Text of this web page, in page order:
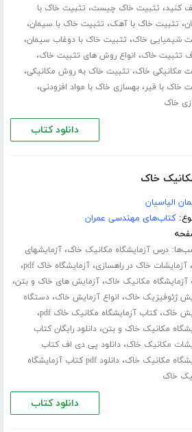
کنید، تثبیت خاک چیست، تثبیت خاک با
، تثبیت خاک با آهک، تثبیت خاک با سیمان،
شیمیایی خاک، تثبیت خاک با دوغاب سیمان،
تثبیت خاک، انواع روش های تثبیت خاک،
مکانیکی خاک، تثبیت خاک به روش مکانیکی،
خاک با قیر،بهسازی خاک با مواد افزودنی،
خاک
دانلود کتاب
خاک
الیاسیان
کتاب‌های مهندسی عمران
درس آزمایشگاه مکانیک خاک،آزمایشهای
،آزمایشات خاک در راهسازی،آزمایشگاه خاک pdf ،
آزمایشگاه مکانیک خاک،آزمایش های خاک و بتن،
ژئوفیزیک خاک، انواع آزمایش خاک،دستگاه
خاک،کتاب آزمایشگاه مکانیک خاک pdf ،
مکانیک خاک و بتن،دانلود رایگان کتاب
مکانیک خاک،دانلود پی دی اف کتاب
مکانیک خاک،
دانلود pdf کتاب آزمایشگاه
خاک
دانلود کتاب